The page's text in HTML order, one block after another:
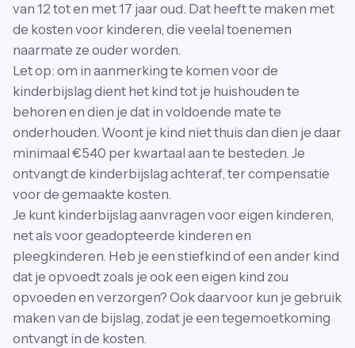
van 12 tot en met 17 jaar oud. Dat heeft te maken met
de kosten voor kinderen, die veelal toenemen
naarmate ze ouder worden.
Let op: om in aanmerking te komen voor de
kinderbijslag dient het kind tot je huishouden te
behoren en dien je dat in voldoende mate te
onderhouden. Woont je kind niet thuis dan dien je daar
minimaal €540 per kwartaal aan te besteden. Je
ontvangt de kinderbijslag achteraf, ter compensatie
voor de gemaakte kosten.
Je kunt kinderbijslag aanvragen voor eigen kinderen,
net als voor geadopteerde kinderen en
pleegkinderen. Heb je een stiefkind of een ander kind
dat je opvoedt zoals je ook een eigen kind zou
opvoeden en verzorgen? Ook daarvoor kun je gebruik
maken van de bijslag, zodat je een tegemoetkoming
ontvangt in de kosten.